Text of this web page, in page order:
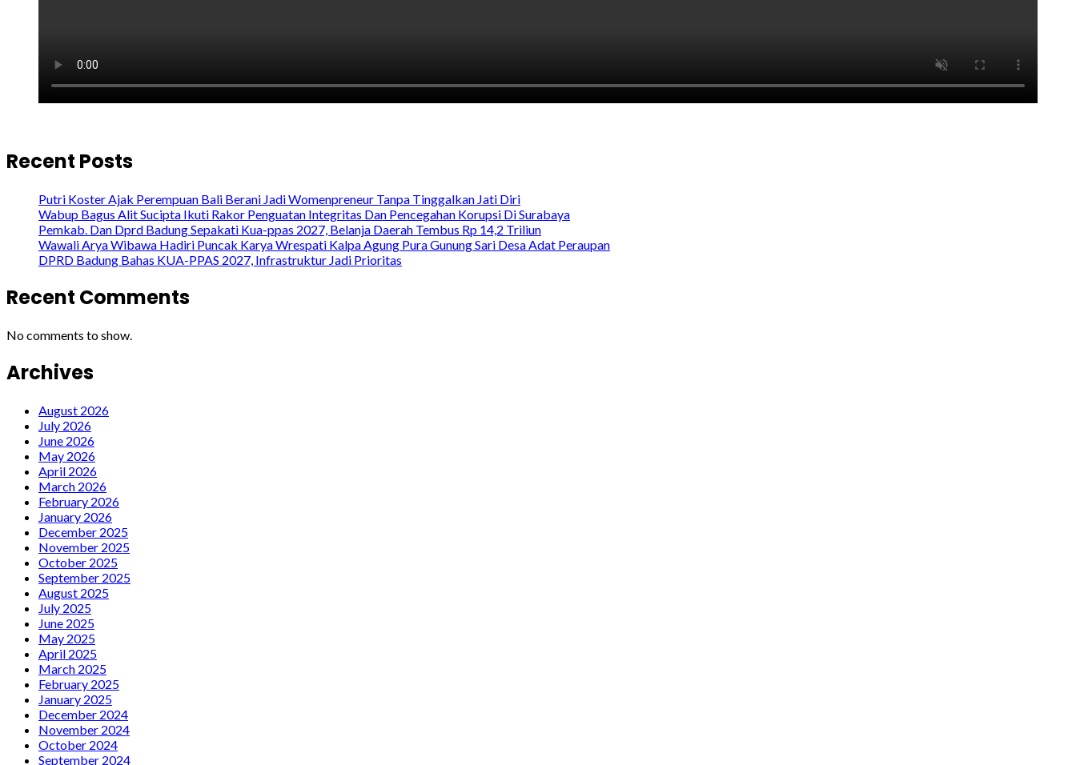
Recent Posts
Putri Koster Ajak Perempuan Bali Berani Jadi Womenpreneur Tanpa Tinggalkan Jati Diri
Wabup Bagus Alit Sucipta Ikuti Rakor Penguatan Integritas Dan Pencegahan Korupsi Di Surabaya
Pemkab. Dan Dprd Badung Sepakati Kua-ppas 2027, Belanja Daerah Tembus Rp 14,2 Triliun
Wawali Arya Wibawa Hadiri Puncak Karya Wrespati Kalpa Agung Pura Gunung Sari Desa Adat Peraupan
DPRD Badung Bahas KUA-PPAS 2027, Infrastruktur Jadi Prioritas
Recent Comments
No comments to show.
Archives
August 2026
July 2026
June 2026
May 2026
April 2026
March 2026
February 2026
January 2026
December 2025
November 2025
October 2025
September 2025
August 2025
July 2025
June 2025
May 2025
April 2025
March 2025
February 2025
January 2025
December 2024
November 2024
October 2024
September 2024